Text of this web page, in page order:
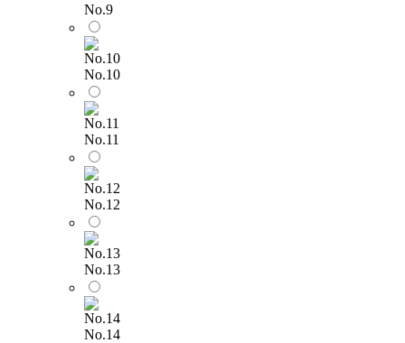
No.9
No.10
No.11
No.12
No.13
No.14